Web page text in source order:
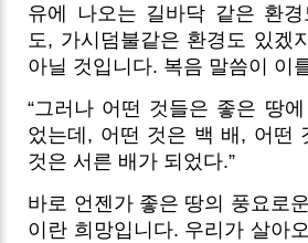
유에 나오는 길바닥 같은 환
도, 가시덤불같은 환경도 있겠
아닐 것입니다. 복음 말씀이 이
“그러나 어떤 것들은 좋은 땅
었는데, 어떤 것은 백 배, 어떤
것은 서른 배가 되었다.”
바로 언젠가 좋은 땅의 풍요로
이란 희망입니다. 우리가 살아